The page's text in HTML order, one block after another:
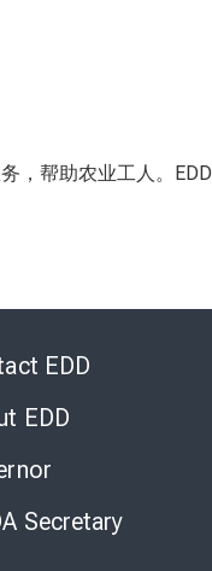
，帮助农业工人。EDD
EDD
EDD
Secretary